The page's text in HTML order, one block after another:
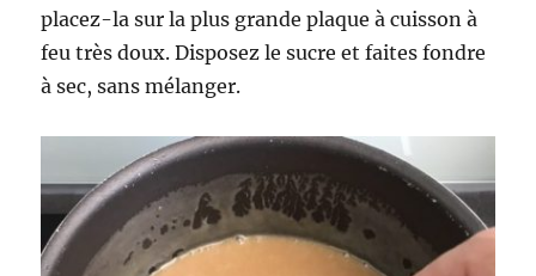
placez-la sur la plus grande plaque à cuisson à
feu très doux. Disposez le sucre et faites fondre
à sec, sans mélanger.